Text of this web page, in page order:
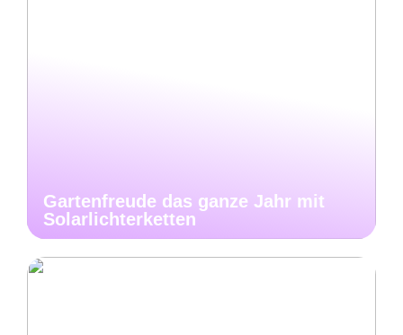
Gartenfreude das ganze Jahr mit
Solarlichterketten